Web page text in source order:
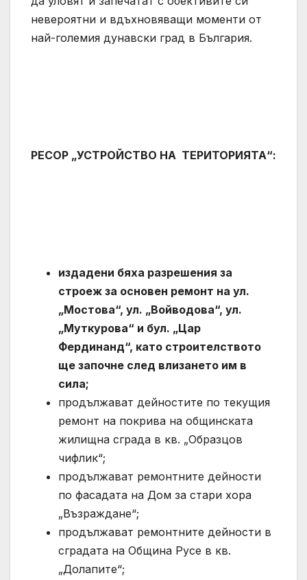
невероятни и вдъхновяващи моменти от
най-големия дунавски град в България.
РЕСОР „УСТРОЙСТВО НА ТЕРИТОРИЯТА“:
издадени бяха разрешения за
строеж за основен ремонт на ул.
„Мостова“, ул. „Войводова“, ул.
„Муткурова“ и бул. „Цар
Фердинанд“, като строителството
ще започне след влизането им в
сила;
продължават дейностите по текущия
ремонт на покрива на общинската
жилищна сграда в кв. „Образцов
чифлик“;
продължават ремонтните дейности
по фасадата на Дом за стари хора
„Възраждане“;
продължават ремонтните дейности в
сградата на Община Русе в кв.
„Долапите“;